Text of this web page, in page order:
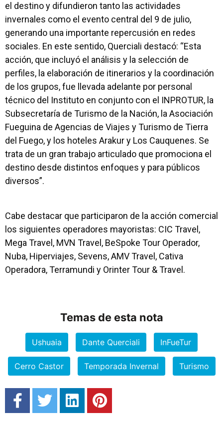
el destino y difundieron tanto las actividades
invernales como el evento central del 9 de julio,
generando una importante repercusión en redes
sociales. En este sentido, Querciali destacó: “Esta
acción, que incluyó el análisis y la selección de
perfiles, la elaboración de itinerarios y la coordinación
de los grupos, fue llevada adelante por personal
técnico del Instituto en conjunto con el INPROTUR, la
Subsecretaría de Turismo de la Nación, la Asociación
Fueguina de Agencias de Viajes y Turismo de Tierra
del Fuego, y los hoteles Arakur y Los Cauquenes. Se
trata de un gran trabajo articulado que promociona el
destino desde distintos enfoques y para públicos
diversos”.
Cabe destacar que participaron de la acción comercial
los siguientes operadores mayoristas: CIC Travel,
Mega Travel, MVN Travel, BeSpoke Tour Operador,
Nuba, Hiperviajes, Sevens, AMV Travel, Cativa
Operadora, Terramundi y Orinter Tour & Travel.
Temas de esta nota
Ushuaia Dante Querciali InFueTur
Cerro Castor Temporada Invernal Turismo